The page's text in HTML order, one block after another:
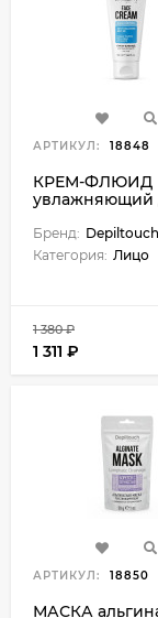
АРТИКУЛ: 18848
КРЕМ-ФЛЮИД
увлажняющий
кожи лица - 50
Бренд: Depiltouch
Категория: Лицо
1 380 ₽
1 311 ₽
АРТИКУЛ: 18850
МАСКА